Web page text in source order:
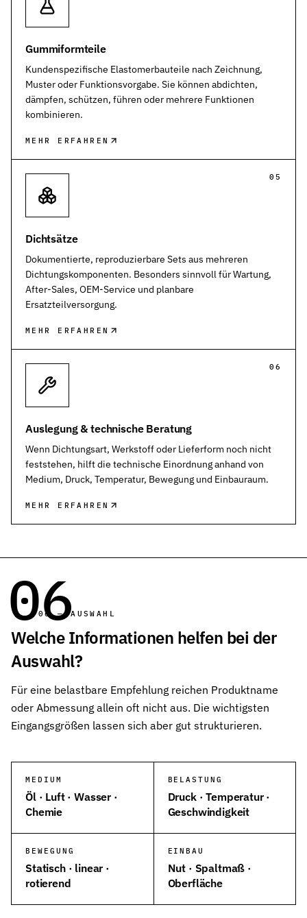
Gummiformteile
Kundenspezifische Elastomerbauteile nach Zeichnung,
Muster oder Funktionsvorgabe. Sie können abdichten,
dämpfen, schützen, führen oder mehrere Funktionen
kombinieren.
MEHR ERFAHREN
05
Dichtsätze
Dokumentierte, reproduzierbare Sets aus mehreren
Dichtungskomponenten. Besonders sinnvoll für Wartung,
After-Sales, OEM-Service und planbare
Ersatzteilversorgung.
MEHR ERFAHREN
06
Auslegung & technische Beratung
Wenn Dichtungsart, Werkstoff oder Lieferform noch nicht
feststehen, hilft die technische Einordnung anhand von
Medium, Druck, Temperatur, Bewegung und Einbauraum.
MEHR ERFAHREN
06
06 — AUSWAHL
Welche Informationen helfen bei der
Auswahl?
Für eine belastbare Empfehlung reichen Produktname
oder Abmessung allein oft nicht aus. Die wichtigsten
Eingangsgrößen lassen sich aber gut strukturieren.
MEDIUM
Öl · Luft · Wasser ·
Chemie
BELASTUNG
Druck · Temperatur ·
Geschwindigkeit
BEWEGUNG
Statisch · linear ·
rotierend
EINBAU
Nut · Spaltmaß ·
Oberfläche